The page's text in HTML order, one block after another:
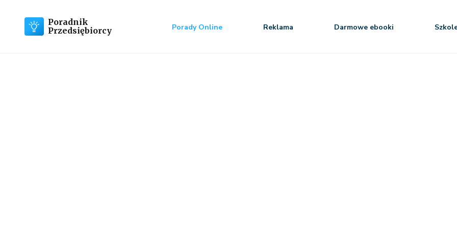
Poradnik
Przedsiębiorcy
Porady Online Reklama Darmowe ebooki